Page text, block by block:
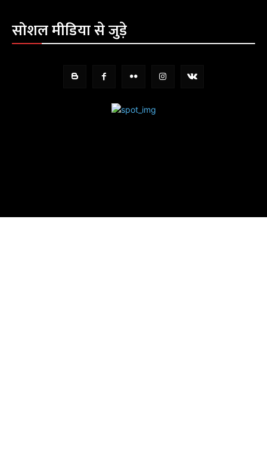
सोशल मीडिया से जुड़े